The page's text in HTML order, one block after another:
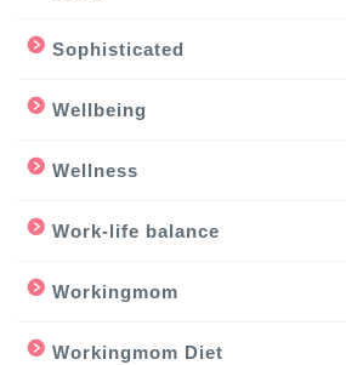
Sophisticated
Wellbeing
Wellness
Work-life balance
Workingmom
Workingmom Diet